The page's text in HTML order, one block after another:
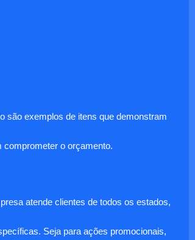
são exemplos de itens que demonstram
o orçamento.
atende clientes de todos os estados,
Seja para ações promocionais,